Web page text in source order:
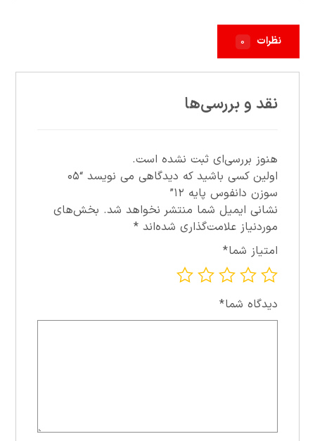
نظرات ۰
نقد و بررسی‌ها
هنوز بررسی‌ای ثبت نشده است.
اولین کسی باشید که دیدگاهی می نویسد “۰۵
سوزن دانفوس پايه ۱۲”
نشانی ایمیل شما منتشر نخواهد شد. بخش‌های
موردنیاز علامت‌گذاری شده‌اند*
امتیاز شما*
دیدگاه شما*